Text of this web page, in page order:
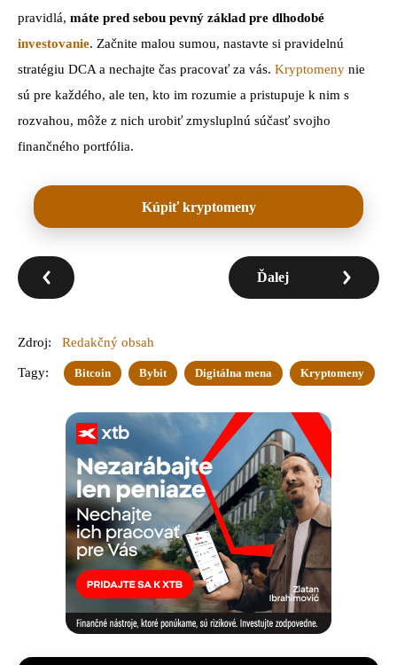
pravidlá, máte pred sebou pevný základ pre dlhodobé
investovanie. Začnite malou sumou, nastavte si pravidelnú
stratégiu DCA a nechajte čas pracovať za vás. Kryptomeny nie
sú pre každého, ale ten, kto im rozumie a pristupuje k nim s
rozvahou, môže z nich urobiť zmysluplnú súčasť svojho
finančného portfólia.
Kúpiť kryptomeny
Ďalej
Zdroj: Redakčný obsah
Tagy: Bitcoin Bybit Digitálna mena Kryptomeny